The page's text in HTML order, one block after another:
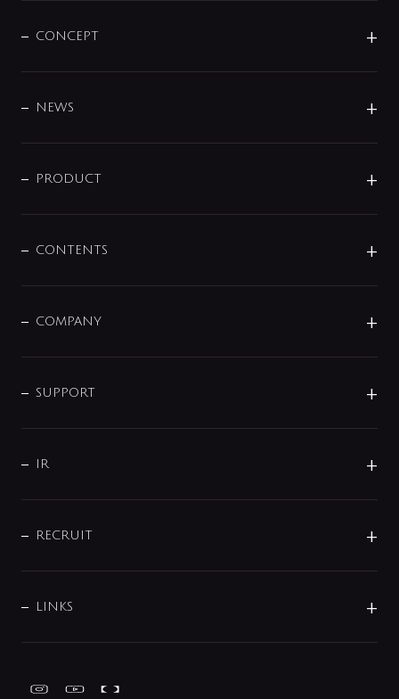
CONCEPT
DESIGN
NEWS
商品に関して
その他
PRODUCT
センサー・タッチ水栓
単水栓
分岐
配管システム
バス・空調周辺用品
トイレ周辺用品
CONTENTS
じぶんシャワーが見つかる
COMPANY
企業理念
会社概要
事業所案内
SUPPORT
よくあるご質問
データダウンロード
みらいエコ住宅2026事業
IR
IRニュース
IRライブラリ
RECRUIT
募集要項
LINKS